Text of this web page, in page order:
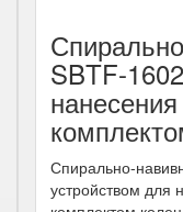
SBTF-
Спирально-
устройством для